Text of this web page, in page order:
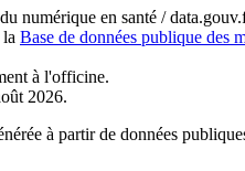
numérique en santé /
Base de données publique des
à l'officine.
2026.
à partir de données